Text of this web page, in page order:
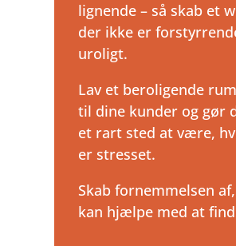
lignende – så skab et
der ikke er
uroligt.
Lav et beroligende
til dine kunder og gør
et rart sted at være,
er stresset.
Skab fornemmelsen
kan hjælpe med at